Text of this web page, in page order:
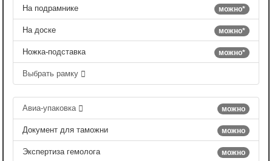
можно*
На подрамнике
можно*
На доске
можно*
Ножка-подставка
Выбрать рамку
можно
Авиа-упаковка
можно
Документ для таможни
можно
Экспертиза гемолога